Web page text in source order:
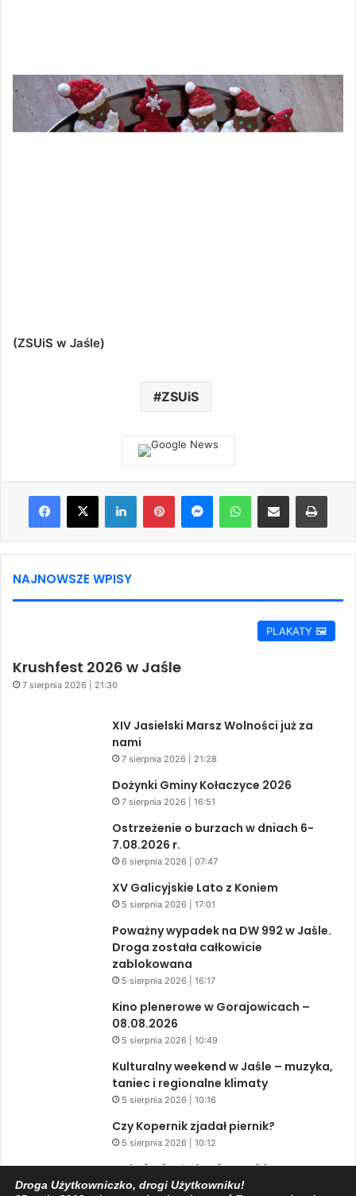
(ZSUiS w Jaśle)
ZSUiS
Facebook
X LinkedInPinterestMessengerWhatsAppShare via Email Print
NAJNOWSZE WPISY
PLAKATY 🖼️
Krushfest 2026 w Jaśle
7 sierpnia 2026 | 21:30
XIV Jasielski Marsz Wolności już za
nami
7 sierpnia 2026 | 21:28
Dożynki Gminy Kołaczyce 2026
7 sierpnia 2026 | 16:51
Ostrzeżenie o burzach w dniach 6-
7.08.2026 r.
6 sierpnia 2026 | 07:47
XV Galicyjskie Lato z Koniem
5 sierpnia 2026 | 17:01
Poważny wypadek na DW 992 w Jaśle.
Droga została całkowicie
zablokowana
5 sierpnia 2026 | 16:17
Kino plenerowe w Gorajowicach –
08.08.2026
5 sierpnia 2026 | 10:49
Kulturalny weekend w Jaśle – muzyka,
taniec i regionalne klimaty
5 sierpnia 2026 | 10:16
Czy Kopernik zjadał piernik?
5 sierpnia 2026 | 10:12
Zaćmienie Słońca i Perseidy. Dwa
niesamowite zjawiska astronomiczne
Droga Użytkowniczko, drogi Użytkowniku!